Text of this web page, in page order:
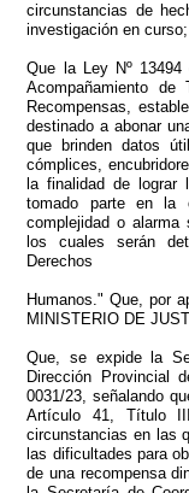
circunstancias de
investigación en curso;
Que la Ley Nº
Acompañamiento
Recompensas,
destinado a abonar
que brinden datos
cómplices,
la finalidad de lograr
tomado parte en la
complejidad o alarma
los cuales serán
Derechos
Humanos." Que, por
MINISTERIO DE
Que, se expide la
Dirección Provincial
0031/23, señalando
Artículo 41, Título
circunstancias en las
las dificultades para
de una recompensa